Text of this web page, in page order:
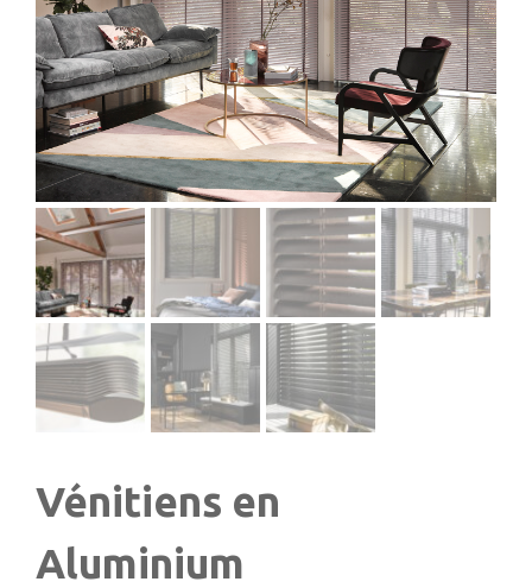
Vénitiens en
Aluminium